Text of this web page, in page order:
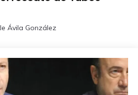
Ávila González